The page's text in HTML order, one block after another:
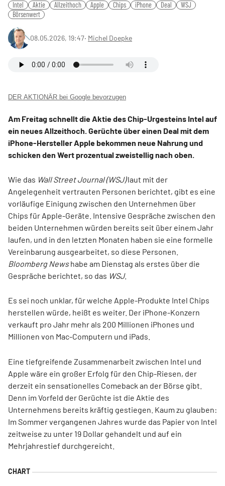
Intel Aktie Allzeithoch Apple Chips iPhone Deal
WSJ
Börsenwert
08.05.2026, 19:47‧ Michel Doepke
DER AKTIONÄR bei Google bevorzugen
Am Freitag schnellt die Aktie des Chip-Urgesteins Intel auf
ein neues Allzeithoch. Gerüchte über einen Deal mit dem
iPhone-Hersteller Apple bekommen neue Nahrung und
schicken den Wert prozentual zweistellig nach oben.
Wie das Wall Street Journal (WSJ)laut mit der
Angelegenheit vertrauten Personen berichtet, gibt es eine
vorläufige Einigung zwischen den Unternehmen über
Chips für Apple-Geräte. Intensive Gespräche zwischen den
beiden Unternehmen würden bereits seit über einem Jahr
laufen, und in den letzten Monaten haben sie eine formelle
Vereinbarung ausgearbeitet, so diese Personen.
Bloomberg Newshabe am Dienstag als erstes über die
Gespräche berichtet, so das WSJ.
Es sei noch unklar, für welche Apple-Produkte Intel Chips
herstellen würde, heißt es weiter. Der iPhone-Konzern
verkauft pro Jahr mehr als 200 Millionen iPhones und
Millionen von Mac-Computern und iPads.
Eine tiefgreifende Zusammenarbeit zwischen Intel und
Apple wäre ein großer Erfolg für den Chip-Riesen, der
derzeit ein sensationelles Comeback an der Börse gibt.
Denn im Vorfeld der Gerüchte ist die Aktie des
Unternehmens bereits kräftig gestiegen. Kaum zu glauben:
Im Sommer vergangenen Jahres wurde das Papier von Intel
zeitweise zu unter 19 Dollar gehandelt und auf ein
Mehrjahrestief durchgereicht.